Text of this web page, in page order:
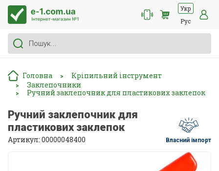
Укр
Рус
Головна > Кріпильний інструмент
> Заклепочники
> Ручний заклепочник для пластикових заклепок
Ручний заклепочник для
пластикових заклепок
Артикул: 00000048400 Власний імпорт